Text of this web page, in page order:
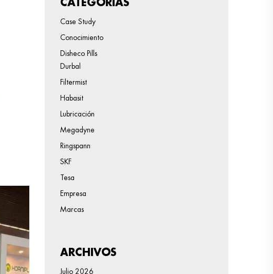
CATEGORÍAS
Case Study
Conocimiento
Disheco Pills
Durbal
Filtermist
Habasit
Lubricación
Megadyne
Ringspann
SKF
Tesa
Empresa
Marcas
ARCHIVOS
Julio 2026